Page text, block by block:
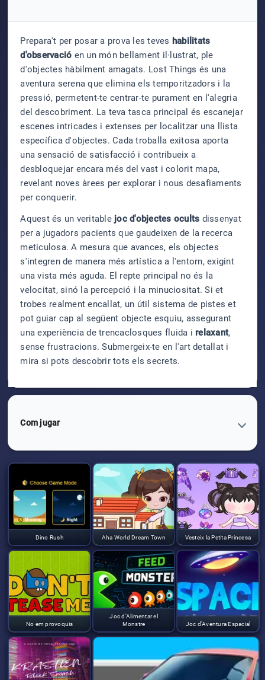
Prepara't per posar a prova les teves habilitats
d'observació en un món bellament il·lustrat, ple
d'objectes hàbilment amagats. Lost Things és una
aventura serena que elimina els temporitzadors i la
pressió, permetent-te centrar-te purament en l'alegria
del descobriment. La teva tasca principal és escanejar
escenes intricades i extenses per localitzar una llista
específica d'objectes. Cada troballa exitosa aporta
una sensació de satisfacció i contribueix a
desbloquejar encara més del vast i colorit mapa,
revelant noves àrees per explorar i nous desafiaments
per conquerir.
Aquest és un veritable joc d'objectes ocults dissenyat
per a jugadors pacients que gaudeixen de la recerca
meticulosa. A mesura que avances, els objectes
s'integren de manera més artística a l'entorn, exigint
una vista més aguda. El repte principal no és la
velocitat, sinó la percepció i la minuciositat. Si et
trobes realment encallat, un útil sistema de pistes et
pot guiar cap al següent objecte esquiu, assegurant
una experiència de trencaclosques fluida i relaxant,
sense frustracions. Submergeix-te en l'art detallat i
mira si pots descobrir tots els secrets.
Com jugar
Dino Rush Aha World Dream Town Vesteix la Petita Princesa
No em provoquis
Joc d'Alimentar el
Monstre
Joc d'Aventura Espacial